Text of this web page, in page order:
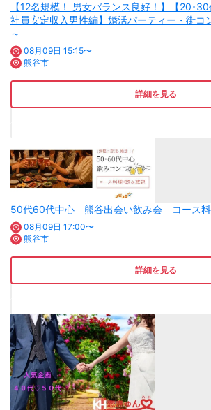
【12名規模！ 男女バランス良好！】【20･
社員安定収入男性編】婚活パーティー・街
～
08月09日 15:15〜
熊谷市
詳細を見る
50代60代中心 熊谷出会い飲み会 コース料
08月09日 17:00〜
熊谷市
詳細を見る